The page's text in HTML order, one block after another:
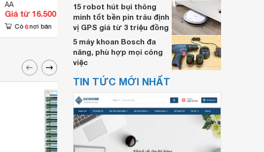
AA
Giá từ 16.500 đ
Có 6 nơi bán
15 robot hút bụi thông
minh tốt bền pin trâu định
vị GPS giá từ 3 triệu đồng
5 máy khoan Bosch đa
năng, phù hợp mọi công
việc
TIN TỨC MỚI NHẤT